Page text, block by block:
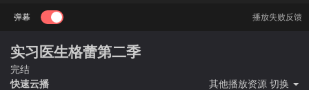
弹幕 播放失败反馈
实习医生格蕾第二季
完结
其他播放资源 切换
快速云播